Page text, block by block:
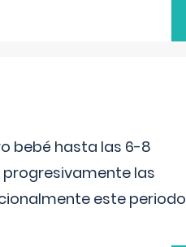
bebé hasta las 6-8
las
este periodo